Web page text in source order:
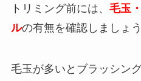
トリミング前には、 毛玉
ルの有無を確認しましょう
毛玉が多いとブラッシン